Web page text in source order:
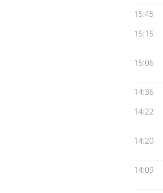
15:45
15:15
15:06
14:36
14:22
14:20
14:09